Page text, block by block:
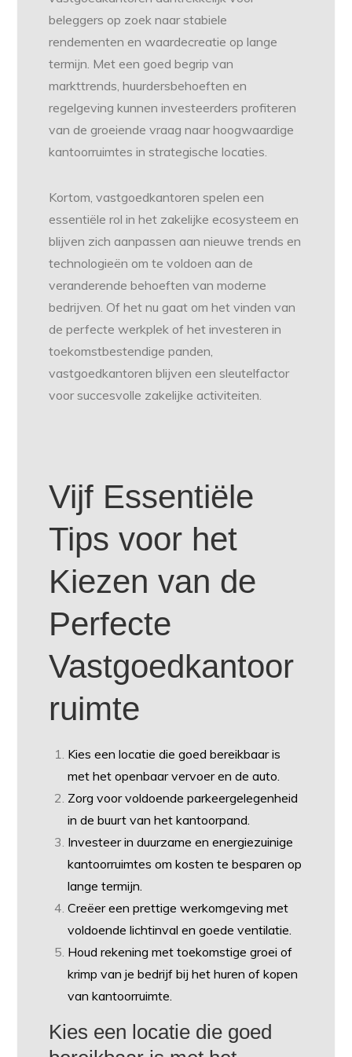
beleggers op zoek naar stabiele
rendementen en waardecreatie op lange
termijn. Met een goed begrip van
markttrends, huurdersbehoeften en
regelgeving kunnen investeerders profiteren
van de groeiende vraag naar hoogwaardige
kantoorruimtes in strategische locaties.
Kortom, vastgoedkantoren spelen een
essentiële rol in het zakelijke ecosysteem en
blijven zich aanpassen aan nieuwe trends en
technologieën om te voldoen aan de
veranderende behoeften van moderne
bedrijven. Of het nu gaat om het vinden van
de perfecte werkplek of het investeren in
toekomstbestendige panden,
vastgoedkantoren blijven een sleutelfactor
voor succesvolle zakelijke activiteiten.
Vijf Essentiële
Tips voor het
Kiezen van de
Perfecte
Vastgoedkantoor
ruimte
Kies een locatie die goed bereikbaar is
met het openbaar vervoer en de auto.
Zorg voor voldoende parkeergelegenheid
in de buurt van het kantoorpand.
Investeer in duurzame en energiezuinige
kantoorruimtes om kosten te besparen op
lange termijn.
Creëer een prettige werkomgeving met
voldoende lichtinval en goede ventilatie.
Houd rekening met toekomstige groei of
krimp van je bedrijf bij het huren of kopen
van kantoorruimte.
Kies een locatie die goed